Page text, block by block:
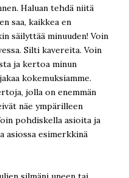
Haluan tehdä niitä
saa, kaikkea en
säilyttää minuuden! Voin
Silti kavereita. Voin
ja kertoa minun
kokemuksiamme.
jolla on enemmän
näe ympärilleen
pohdiskella asioita ja
asiossa esimerkkinä